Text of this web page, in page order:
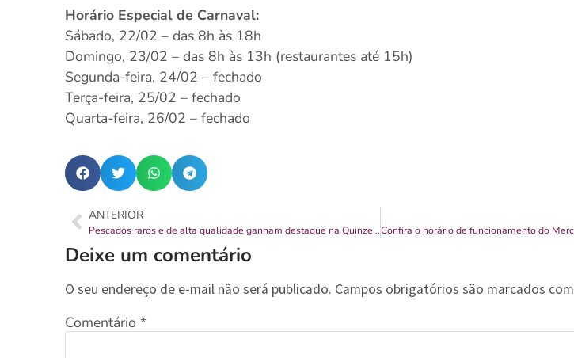
Horário Especial de Carnaval:
Sábado, 22/02 – das 8h às 18h
Domingo, 23/02 – das 8h às 13h (restaurantes até 15h)
Segunda-feira, 24/02 – fechado
Terça-feira, 25/02 – fechado
Quarta-feira, 26/02 – fechado
ANTERIOR
Pescados raros e de alta qualidade ganham destaque na Quinzena dos Pescados
Deixe um comentário
O seu endereço de e-mail não será publicado. Campos obrigatórios são marcados com
Comentário *